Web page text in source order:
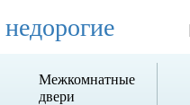
Межкомнатные
двери